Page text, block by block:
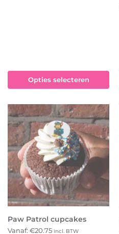
Opties selecteren
Paw Patrol cupcakes
Vanaf: €20.75 incl. BTW